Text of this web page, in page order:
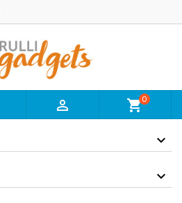
 shopping_cart0